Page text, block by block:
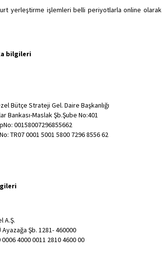
yerleştirme işlemleri belli periyotlarla online olarak
Bütçe Strateji Gel. Daire Başkanlığı
Bankası-Maslak Şb.Şube No:401
00158007296855662
TR07 0001 5001 5800 7296 8556 62
A.Ş.
Ayazağa Şb. 1281- 460000
0006 4000 0011 2810 4600 00